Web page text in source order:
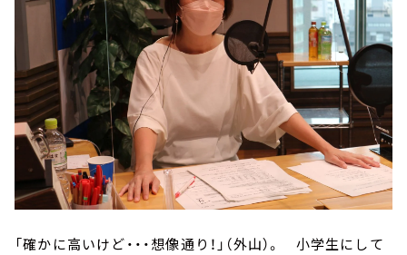
「確かに高いけど・・・想像通り！」（外山）。 小学生にして